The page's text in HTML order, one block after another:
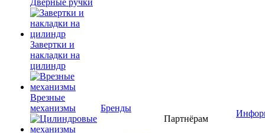
Дверные ручки
Завертки и
накладки на
цилиндр
Врезные
механизмы
Бренды
Партнёрам